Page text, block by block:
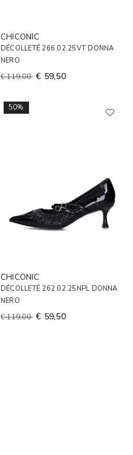
CHICONIC
DÉCOLLETÉ 266.02.25VT DONNA
NERO
€ 119,00 € 59,50
50%
CHICONIC
DÉCOLLETÉ 262.02.25NPL DONNA
NERO
€ 119,00 € 59,50